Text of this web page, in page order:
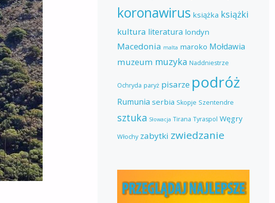
koronawirus książka książki
kultura literatura londyn
Macedonia malta maroko Mołdawia
muzeum muzyka Naddniestrze
Ochryda paryż pisarze podróż
Rumunia serbia Skopje Szentendre
sztuka Słowacja Tirana Tyraspol Węgry
Włochy zabytki zwiedzanie